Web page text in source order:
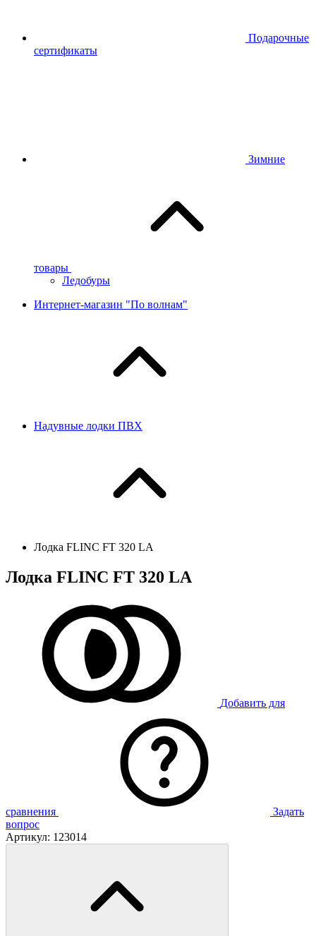
Подарочные
сертификаты
Зимние
товары
Ледобуры
Интернет-магазин "По волнам"
Надувные лодки ПВХ
Лодка FLINC FТ 320 LA
Лодка FLINC FТ 320 LA
Добавить для
сравнения
Задать
вопрос
Артикул: 123014